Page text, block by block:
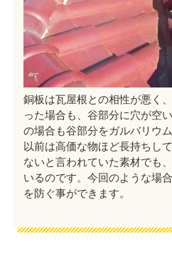
銅板は瓦屋根との相性が悪く
った場合も、谷部分に穴が空
の場合も谷部分をガルバリウ
以前は高価な物ほど長持ちし
ないと言われていた素材でも
いるのです。今回のような場
を防ぐ事ができます。